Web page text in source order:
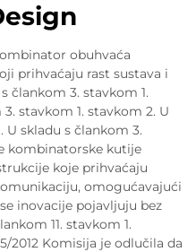
obuhvaća
prihvaćaju rast sustava i
člankom 3. stavkom 1.
stavkom 1. stavkom 2. U
U skladu s člankom 3.
kombinatorske kutije
koje prihvaćaju
omogućavajući
inovacije pojavljuju bez
11. stavkom 1.
2012 Komisija je odlučila da